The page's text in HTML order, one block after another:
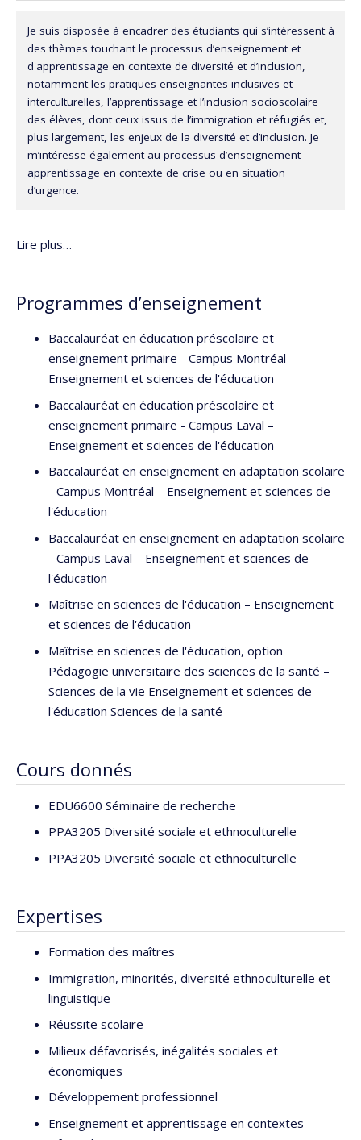
Je suis disposée à encadrer des étudiants qui s’intéressent à
des thèmes touchant le processus d’enseignement et
d'apprentissage en contexte de diversité et d’inclusion,
notamment les pratiques enseignantes inclusives et
interculturelles, l’apprentissage et l’inclusion socioscolaire
des élèves, dont ceux issus de l’immigration et réfugiés et,
plus largement, les enjeux de la diversité et d’inclusion. Je
m’intéresse également au processus d’enseignement-
apprentissage en contexte de crise ou en situation
d’urgence.
Lire plus…
Programmes d’enseignement
Baccalauréat en éducation préscolaire et
enseignement primaire - Campus Montréal –
Enseignement et sciences de l'éducation
Baccalauréat en éducation préscolaire et
enseignement primaire - Campus Laval –
Enseignement et sciences de l'éducation
Baccalauréat en enseignement en adaptation scolaire
- Campus Montréal – Enseignement et sciences de
l'éducation
Baccalauréat en enseignement en adaptation scolaire
- Campus Laval – Enseignement et sciences de
l'éducation
Maîtrise en sciences de l'éducation – Enseignement
et sciences de l'éducation
Maîtrise en sciences de l'éducation, option
Pédagogie universitaire des sciences de la santé –
Sciences de la vie Enseignement et sciences de
l'éducation Sciences de la santé
Cours donnés
EDU6600 Séminaire de recherche
PPA3205 Diversité sociale et ethnoculturelle
PPA3205 Diversité sociale et ethnoculturelle
Expertises
Formation des maîtres
Immigration, minorités, diversité ethnoculturelle et
linguistique
Réussite scolaire
Milieux défavorisés, inégalités sociales et
économiques
Développement professionnel
Enseignement et apprentissage en contextes